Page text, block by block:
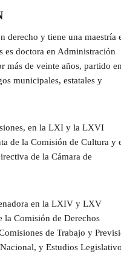
derecho y tiene una maestría
es doctora en Administración
más de veinte años, partido
municipales, estatales y
en la LXI y la LXVI
de la Comisión de Cultura y
de la Cámara de
en la LXIV y LXV
la Comisión de Derechos
de Trabajo y
y Estudios